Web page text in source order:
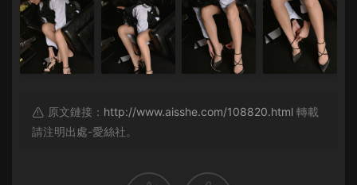
原文鏈接： http://www.aisshe.com/108820.html 轉載
請注明出處-愛絲社。